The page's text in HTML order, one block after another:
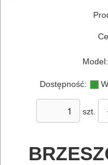
DO
BETONU
DO
Model:
Dostępność:
szt.